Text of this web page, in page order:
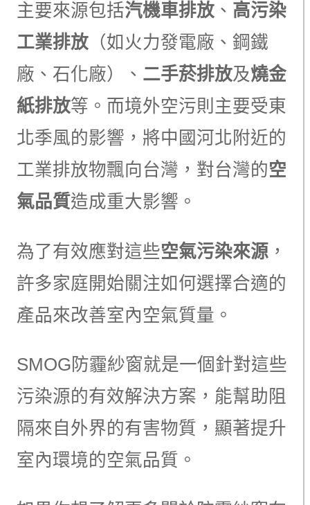
主要來源包括汽機車排放 、 高污染
工業排放 （如火力發電廠、鋼鐵
廠、石化廠）、 二手菸排放及燒金
紙排放等。而境外空污則主要受東
北季風的影響，將中國河北附近的
工業排放物飄向台灣，對台灣的空
氣品質造成重大影響。
為了有效應對這些空氣污染來源 ，
許多家庭開始關注如何選擇合適的
產品來改善室內空氣質量。
SMOG防霾紗窗就是一個針對這些
污染源的有效解決方案，能幫助阻
隔來自外界的有害物質，顯著提升
室內環境的空氣品質。